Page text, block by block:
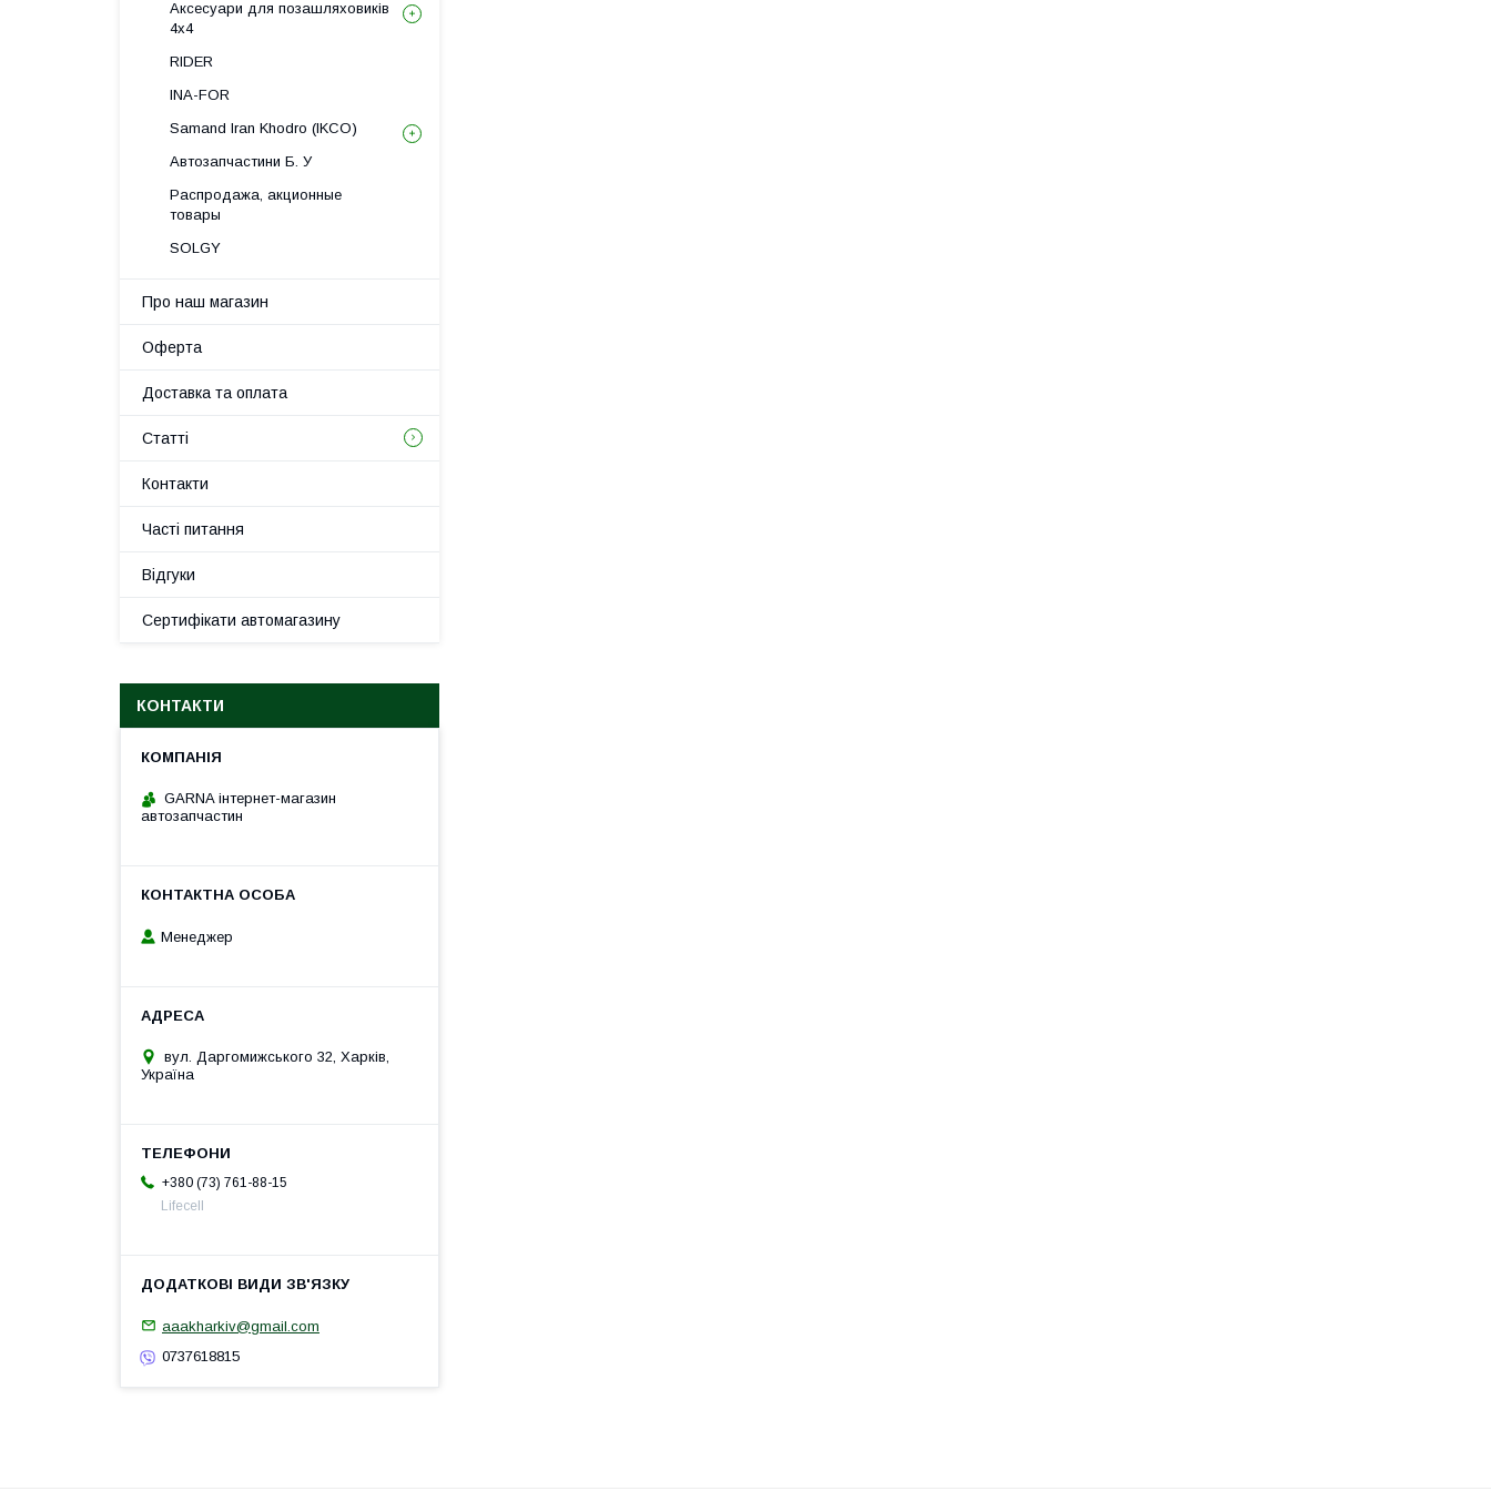
Аксесуари для позашляховиків
4х4
RIDER
INA-FOR
Samand Iran Khodro (IKCO)
Автозапчастини Б. У
Распродажа, акционные
товары
SOLGY
Про наш магазин
Оферта
Доставка та оплата
Статті
Контакти
Часті питання
Відгуки
Сертифікати автомагазину
КОНТАКТИ
GARNA інтернет-магазин
автозапчастин
Менеджер
вул. Даргомижського 32, Харків,
Україна
+380 (73) 761-88-15
Lifecell
aaakharkiv@gmail.com
0737618815